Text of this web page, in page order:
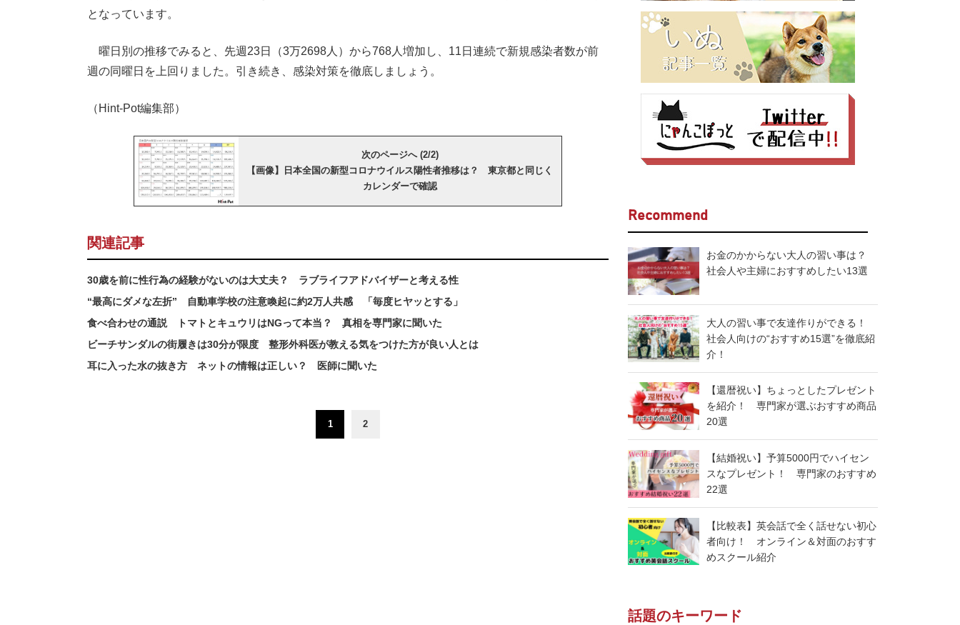
となっています。
曜日別の推移でみると、先週23日（3万2698人）から768人増加し、11日連続で新規感染者数が前
週の同曜日を上回りました。引き続き、感染対策を徹底しましょう。
（Hint-Pot編集部）
次のページへ (2/2)
【画像】日本全国の新型コロナウイルス陽性者推移は？ 東京都と同じく
カレンダーで確認
関連記事
30歳を前に性行為の経験がないのは大丈夫？ ラブライフアドバイザーと考える性
“最高にダメな左折” 自動車学校の注意喚起に約2万人共感 「毎度ヒヤッとする」
食べ合わせの通説 トマトとキュウリはNGって本当？ 真相を専門家に聞いた
ビーチサンダルの街履きは30分が限度 整形外科医が教える気をつけた方が良い人とは
耳に入った水の抜き方 ネットの情報は正しい？ 医師に聞いた
1 2
Recommend
お金のかからない大人の習い事は？
社会人や主婦におすすめしたい13選
大人の習い事で友達作りができる！
社会人向けの“おすすめ15選”を徹底紹
介！
【還暦祝い】ちょっとしたプレゼント
を紹介！ 専門家が選ぶおすすめ商品
20選
【結婚祝い】予算5000円でハイセン
スなプレゼント！ 専門家のおすすめ
22選
【比較表】英会話で全く話せない初心
者向け！ オンライン＆対面のおすす
めスクール紹介
話題のキーワード